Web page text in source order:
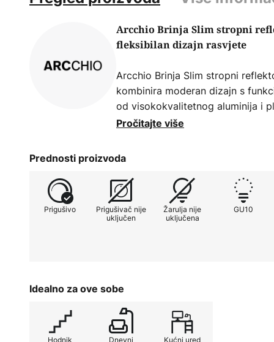
Arcchio Brinja Slim stropni
fleksibilan dizajn rasvjete
Arcchio Brinja Slim stropni
kombinira moderan dizajn s
od visokokvalitetnog aluminija i
besprijekorno se uklapa u
ambijenta. Podesivi reflektori su
- Pogodno samo za grla GU10/
Pročitajte više
Prednosti proizvoda
Prigušivo
Prigušivač nije
uključen
Žarulja nije
uključena
GU10
Idealno za ove sobe